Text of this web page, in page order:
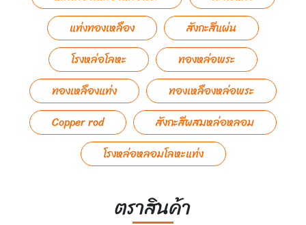
แท่งทองเหลือง
สังกะสีแผ่น
โรงหล่อโลหะ
ทองหล่อพระ
ทองเหลืองแท่ง
ทองเหลืองหล่อพระ
Copper rod
สังกะสีผสมหล่อหลอม
โรงหล่อหลอมโลหะแท่ง
ตราสินค้า